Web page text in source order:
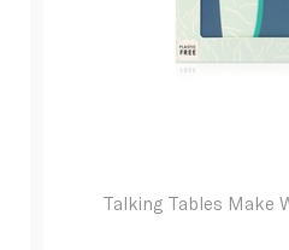
Talking Tables Make